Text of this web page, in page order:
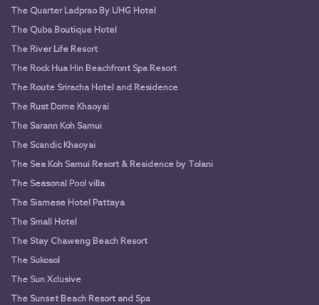
The Quarter Ladprao By UHG Hotel
The Quba Boutique Hotel
The River Life Resort
The Rock Hua Hin Beachfront Spa Resort
The Route Sriracha Hotel and Residence
The Rust Dome Khaoyai
The Sarann Koh Samui
The Scandic Khaoyai
The Sea Koh Samui Resort & Residence by Tolani
The Seasonal Pool villa
The Siamese Hotel Pattaya
The Small Hotel
The Stay Chaweng Beach Resort
The Sukosol
The Sun Xclusive
The Sunset Beach Resort and Spa